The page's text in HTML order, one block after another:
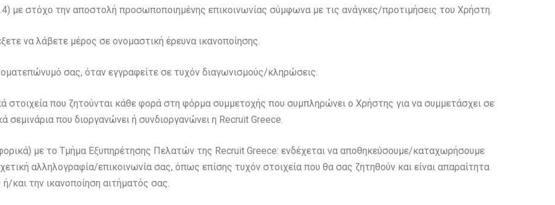
με στόχο την αποστολή προσωποποιημένης επικοινωνίας σύμφωνα με τις ανάγκες/προτιμήσεις του Χρήστη.
να λάβετε μέρος σε ονομαστική έρευνα ικανοποίησης.
σας, όταν εγγραφείτε σε τυχόν διαγωνισμούς/κληρώσεις.
στοιχεία που ζητούνται κάθε φορά στη φόρμα συμμετοχής που συμπληρώνει ο Χρήστης για να συμμετάσχει σε
σεμινάρια που διοργανώνει ή συνδιοργανώνει η Recruit Greece.
με το Τμήμα Εξυπηρέτησης Πελατών της Recruit Greece: ενδέχεται να αποθηκεύσουμε/καταχωρήσουμε
αλληλογραφία/επικοινωνία σας, όπως επίσης τυχόν στοιχεία που θα σας ζητηθούν και είναι απαραίτητα
και την ικανοποίηση αιτήματός σας.